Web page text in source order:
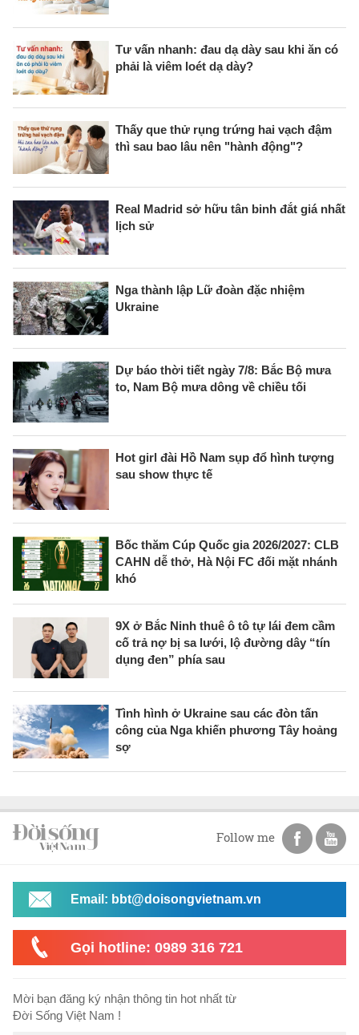
Tư vấn nhanh: đau dạ dày sau khi ăn có
phải là viêm loét dạ dày?
Thấy que thử rụng trứng hai vạch đậm
thì sau bao lâu nên "hành động"?
Real Madrid sở hữu tân binh đắt giá nhất
lịch sử
Nga thành lập Lữ đoàn đặc nhiệm
Ukraine
Dự báo thời tiết ngày 7/8: Bắc Bộ mưa
to, Nam Bộ mưa dông về chiều tối
Hot girl đài Hồ Nam sụp đổ hình tượng
sau show thực tế
Bốc thăm Cúp Quốc gia 2026/2027: CLB
CAHN dễ thở, Hà Nội FC đối mặt nhánh
khó
9X ở Bắc Ninh thuê ô tô tự lái đem cầm
cố trả nợ bị sa lưới, lộ đường dây “tín
dụng đen” phía sau
Tình hình ở Ukraine sau các đòn tấn
công của Nga khiến phương Tây hoảng
sợ
Follow me
Email: bbt@doisongvietnam.vn
Gọi hotline: 0989 316 721
Mời bạn đăng ký nhận thông tin hot nhất từ
Đời Sống Việt Nam !